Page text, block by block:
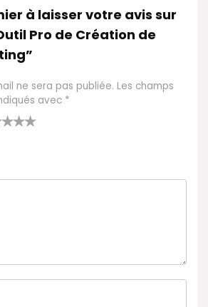
à laisser votre avis sur
Pro de Création de
ne sera pas publiée. Les champs
avec *